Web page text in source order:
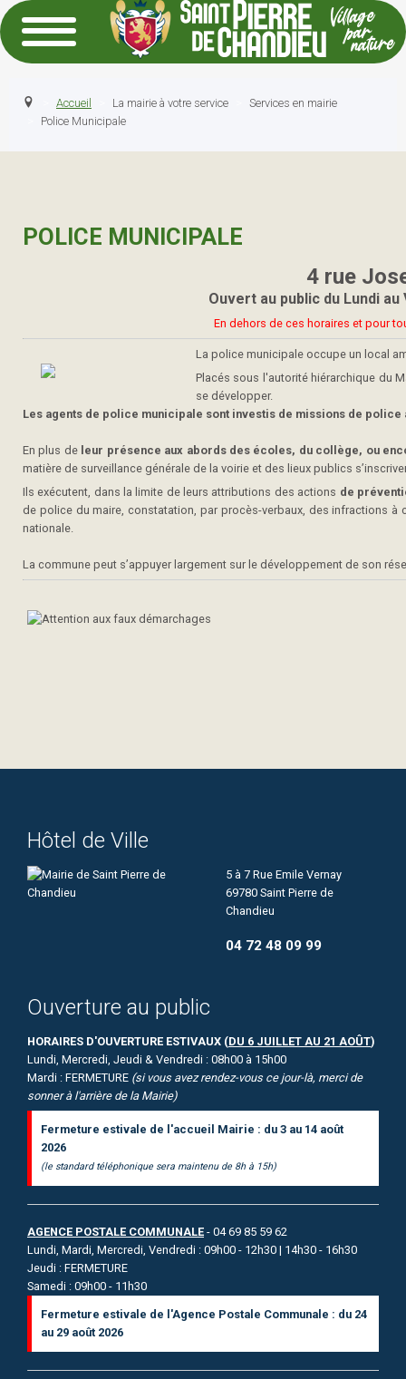
Accueil La mairie à votre service
Services en mairie
Police Municipale
POLICE MUNICIPALE
4 rue
Ouvert au public du Lundi au
En dehors de ces horaires et pour
La police municipale occupe un local
Placés sous l'autorité hiérarchique du
se développer.
Les agents de police municipale sont investis de missions de
En plus de leur présence aux abords des écoles, du collège, ou
matière de surveillance générale de la voirie et des lieux publics
Ils exécutent, dans la limite de leurs attributions des actions de
de police du maire, constatation, par procès-verbaux, des infractions
nationale.
La commune peut s’appuyer largement sur le développement de son
Hôtel de Ville
5 à 7 Rue Emile Vernay
69780 Saint Pierre de
Chandieu
04 72 48 09 99
Ouverture au public
HORAIRES D'OUVERTURE ESTIVAUX (DU 6 JUILLET AU 21 AOÛT)
Lundi, Mercredi, Jeudi & Vendredi : 08h00 à 15h00
Mardi : FERMETURE (si vous avez rendez-vous ce jour-là, merci de
sonner à l'arrière de la Mairie)
Fermeture estivale de l'accueil Mairie : du 3 au 14 août
2026
(le standard téléphonique sera maintenu de 8h à 15h)
AGENCE POSTALE COMMUNALE - 04 69 85 59 62
Lundi, Mardi, Mercredi, Vendredi : 09h00 - 12h30 | 14h30 - 16h30
Jeudi : FERMETURE
Samedi : 09h00 - 11h30
Fermeture estivale de l'Agence Postale Communale : du 24
au 29 août 2026